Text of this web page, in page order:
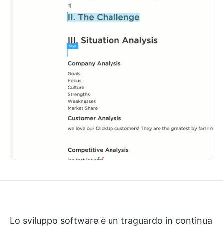
Lo sviluppo software è un traguardo in continua